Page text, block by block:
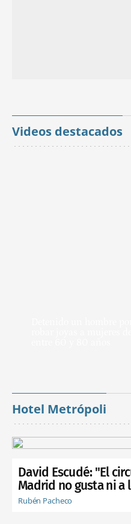
Videos destacados
Hotel Metrópoli
David Escudé: "El
Madrid no gusta ni a
Rubén Pacheco